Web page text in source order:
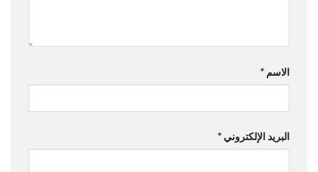
الاسم *
البريد الإلكتروني *